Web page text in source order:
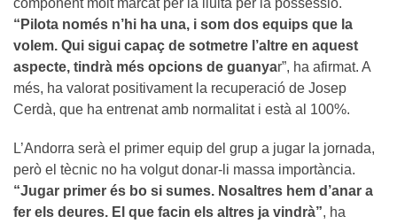
“Pilota només n’hi ha una, i som dos equips que la
volem. Qui sigui capaç de sotmetre l’altre en aquest
aspecte, tindrà més opcions de guanyar”, ha afirmat. A
més, ha valorat positivament la recuperació de Josep
Cerdà, que ha entrenat amb normalitat i està al 100%.
L’Andorra serà el primer equip del grup a jugar la jornada,
però el tècnic no ha volgut donar-li massa importància.
“Jugar primer és bo si sumes. Nosaltres hem d’anar a
fer els deures. El que facin els altres ja vindrà”, ha